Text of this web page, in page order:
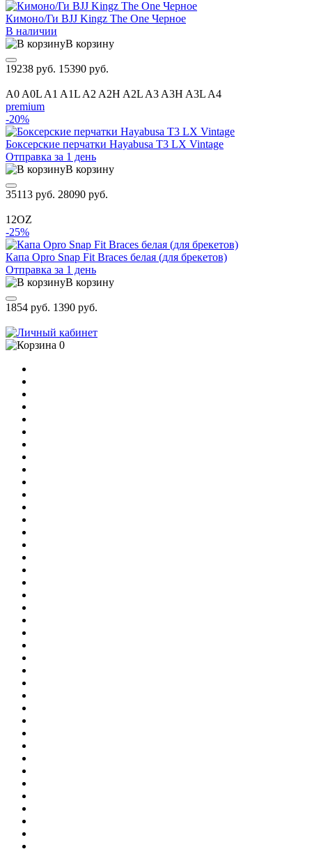
Кимоно/Ги BJJ Kingz The One Черное
В наличии
В корзину
19238 руб. 15390 руб.
A0 A0L A1 A1L A2 A2H A2L A3 A3H A3L A4
premium
-20%
Боксерские перчатки Hayabusa T3 LX Vintage
Отправка за 1 день
В корзину
35113 руб. 28090 руб.
12OZ
-25%
Капа Opro Snap Fit Braces белая (для брекетов)
Отправка за 1 день
В корзину
1854 руб. 1390 руб.
0